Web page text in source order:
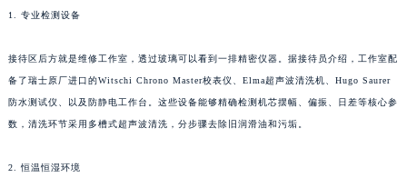
1. 专业检测设备
接待区后方就是维修工作室，透过玻璃可以看到一排精密仪器。据接待员介绍，工作室配
备了瑞士原厂进口的Witschi Chrono Master校表仪、Elma超声波清洗机、Hugo Saurer
防水测试仪、以及防静电工作台。这些设备能够精确检测机芯摆幅、偏振、日差等核心参
数，清洗环节采用多槽式超声波清洗，分步骤去除旧润滑油和污垢。
2. 恒温恒湿环境